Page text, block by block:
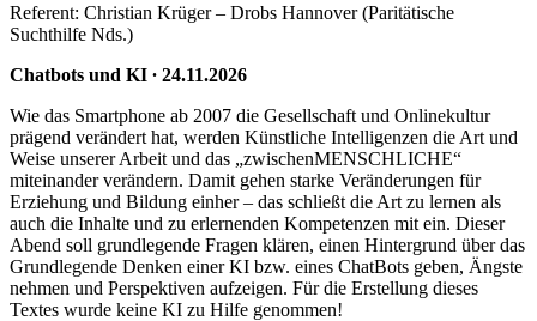
Referent: Christian Krüger – Drobs Hannover (Paritätische
Suchthilfe Nds.)
Chatbots und KI ∙ 24.11.2026
Wie das Smartphone ab 2007 die Gesellschaft und Onlinekultur
prägend verändert hat, werden Künstliche Intelligenzen die Art und
Weise unserer Arbeit und das „zwischenMENSCHLICHE“
miteinander verändern. Damit gehen starke Veränderungen für
Erziehung und Bildung einher – das schließt die Art zu lernen als
auch die Inhalte und zu erlernenden Kompetenzen mit ein. Dieser
Abend soll grundlegende Fragen klären, einen Hintergrund über das
Grundlegende Denken einer KI bzw. eines ChatBots geben, Ängste
nehmen und Perspektiven aufzeigen. Für die Erstellung dieses
Textes wurde keine KI zu Hilfe genommen!